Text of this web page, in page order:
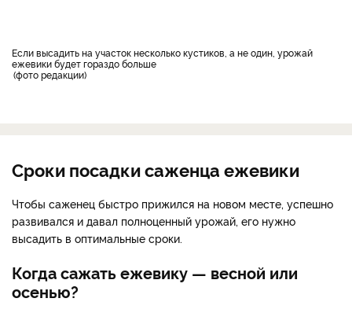
Если высадить на участок несколько кустиков, а не один, урожай
ежевики будет гораздо больше
фото редакции
Сроки посадки саженца ежевики
Чтобы саженец быстро прижился на новом месте, успешно
развивался и давал полноценный урожай, его нужно
высадить в оптимальные сроки.
Когда сажать ежевику — весной или
осенью?